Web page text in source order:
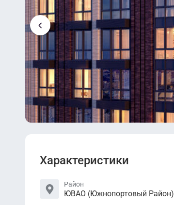
Характеристики
Район
ЮВАО (Южнопортовый Район)